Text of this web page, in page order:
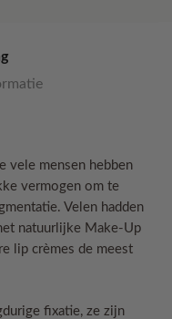
vele mensen hebben
vermogen om te
Velen hadden
natuurlijke Make-Up
lip crèmes de meest
fixatie, ze zijn